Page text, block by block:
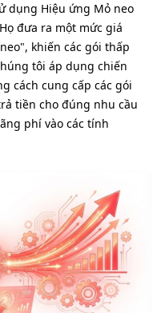
dụng Hiệu ứng Mỏ neo
đưa ra một mức giá
khiến các gói thấp
tôi áp dụng chiến
cách cung cấp các gói
tiền cho đúng nhu cầu
phí vào các tính